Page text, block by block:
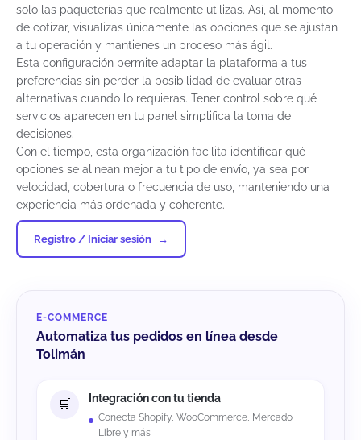
solo las paqueterías que realmente utilizas. Así, al momento
de cotizar, visualizas únicamente las opciones que se ajustan
a tu operación y mantienes un proceso más ágil.
Esta configuración permite adaptar la plataforma a tus
preferencias sin perder la posibilidad de evaluar otras
alternativas cuando lo requieras. Tener control sobre qué
servicios aparecen en tu panel simplifica la toma de
decisiones.
Con el tiempo, esta organización facilita identificar qué
opciones se alinean mejor a tu tipo de envío, ya sea por
velocidad, cobertura o frecuencia de uso, manteniendo una
experiencia más ordenada y coherente.
Registro / Iniciar sesión
E-COMMERCE
Automatiza tus pedidos en línea desde
Tolimán
Integración con tu tienda
Conecta Shopify, WooCommerce, Mercado
Libre y más